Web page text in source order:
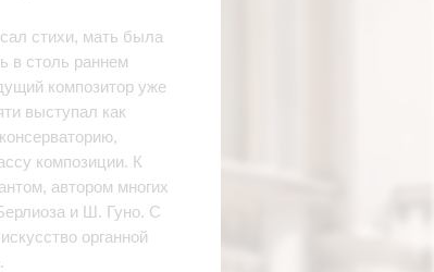
стихи, мать была
в столь раннем
композитор уже
выступал как
композиции. К
автором многих
и Ш. Гуно. С
органной